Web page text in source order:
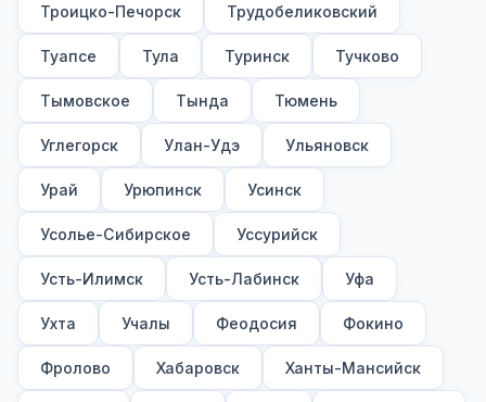
Троицко-Печорск Трудобеликовский
Туапсе Тула Туринск Тучково
Тымовское Тында Тюмень
Углегорск Улан-Удэ Ульяновск
Урай Урюпинск Усинск
Усолье-Сибирское Уссурийск
Усть-Илимск Усть-Лабинск Уфа
Ухта Учалы Феодосия Фокино
Фролово Хабаровск Ханты-Мансийск